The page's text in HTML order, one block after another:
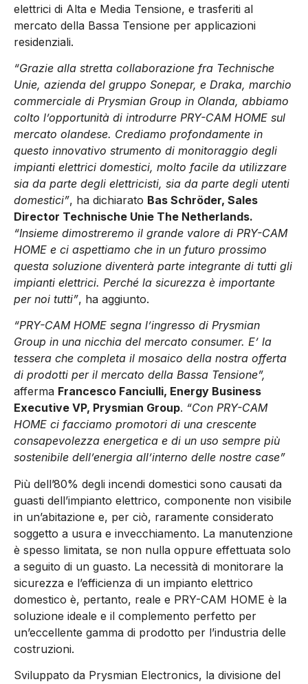
elettrici di Alta e Media Tensione, e trasferiti al
mercato della Bassa Tensione per applicazioni
residenziali.
“Grazie alla stretta collaborazione fra Technische
Unie, azienda del gruppo Sonepar, e Draka, marchio
commerciale di Prysmian Group in Olanda, abbiamo
colto l’opportunità di introdurre PRY-CAM HOME sul
mercato olandese. Crediamo profondamente in
questo innovativo strumento di monitoraggio degli
impianti elettrici domestici, molto facile da utilizzare
sia da parte degli elettricisti, sia da parte degli utenti
domestici”, ha dichiarato Bas Schröder, Sales
Director Technische Unie The Netherlands.
“Insieme dimostreremo il grande valore di PRY-CAM
HOME e ci aspettiamo che in un futuro prossimo
questa soluzione diventerà parte integrante di tutti gli
impianti elettrici. Perché la sicurezza è importante
per noi tutti”, ha aggiunto.
“PRY-CAM HOME segna l’ingresso di Prysmian
Group in una nicchia del mercato consumer. E’ la
tessera che completa il mosaico della nostra offerta
di prodotti per il mercato della Bassa Tensione”,
afferma Francesco Fanciulli, Energy Business
Executive VP, Prysmian Group. “Con PRY-CAM
HOME ci facciamo promotori di una crescente
consapevolezza energetica e di un uso sempre più
sostenibile dell’energia all’interno delle nostre case”
Più dell’80% degli incendi domestici sono causati da
guasti dell’impianto elettrico, componente non visibile
in un’abitazione e, per ciò, raramente considerato
soggetto a usura e invecchiamento. La manutenzione
è spesso limitata, se non nulla oppure effettuata solo
a seguito di un guasto. La necessità di monitorare la
sicurezza e l’efficienza di un impianto elettrico
domestico è, pertanto, reale e PRY-CAM HOME è la
soluzione ideale e il complemento perfetto per
un’eccellente gamma di prodotto per l’industria delle
costruzioni.
Sviluppato da Prysmian Electronics, la divisione del